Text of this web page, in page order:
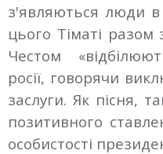
з'являються люди в
цього Тіматі
Честом
росії, говорячи
заслуги. Як пісня,
позитивного
особистості